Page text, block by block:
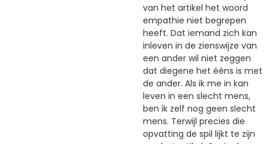
van het artikel het woord
empathie niet begrepen
heeft. Dat iemand zich kan
inleven in de zienswijze van
een ander wil niet zeggen
dat diegene het ééns is met
de ander. Als ik me in kan
leven in een slecht mens,
ben ik zelf nog geen slecht
mens. Terwijl precies die
opvatting de spil lijkt te zijn